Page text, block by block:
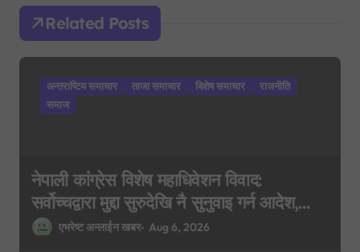
a
t
i
Related Posts
अन्तराष्टिय समाचार ताजा समाचार बिशेष समाचार
राजनीति
समाज
नेपाली कांग्रेस विशेष महाधिवेशन विवाद:
सर्वोच्चद्वारा मुद्दा सुरुदेखि नै सुनुवाइ गर्न आदेश,
पुरानो फैसला पुनरावलोकन हुने
एभरेष्ट अन्लाईन खबर Aug 6, 2026